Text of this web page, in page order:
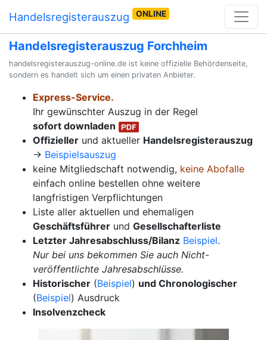
Handelsregisterauszug ONLINE
Handelsregisterauszug Forchheim
handelsregisterauszug-online.de ist keine offizielle Behördenseite,
sondern es handelt sich um einen privaten Anbieter.
Express-Service.
Ihr gewünschter Auszug in der Regel
sofort downladen
Offizieller und aktueller Handelsregisterauszug
→ Beispielsauszug
keine Mitgliedschaft notwendig, keine Abofalle
einfach online bestellen ohne weitere
langfristigen Verpflichtungen
Liste aller aktuellen und ehemaligen
Geschäftsführer und Gesellschafterliste
Letzter Jahresabschluss/Bilanz Beispiel.
Nur bei uns bekommen Sie auch Nicht-
veröffentlichte Jahresabschlüsse.
Historischer (Beispiel) und Chronologischer
(Beispiel) Ausdruck
Insolvenzcheck